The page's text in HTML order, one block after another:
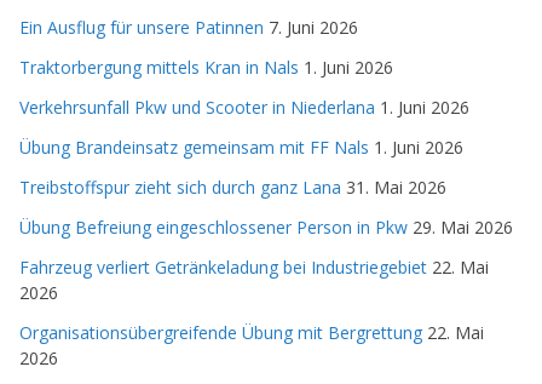
Ein Ausflug für unsere Patinnen 7. Juni 2026
Traktorbergung mittels Kran in Nals 1. Juni 2026
Verkehrsunfall Pkw und Scooter in Niederlana 1. Juni 2026
Übung Brandeinsatz gemeinsam mit FF Nals 1. Juni 2026
Treibstoffspur zieht sich durch ganz Lana 31. Mai 2026
Übung Befreiung eingeschlossener Person in Pkw 29. Mai 2026
Fahrzeug verliert Getränkeladung bei Industriegebiet 22. Mai
2026
Organisationsübergreifende Übung mit Bergrettung 22. Mai
2026